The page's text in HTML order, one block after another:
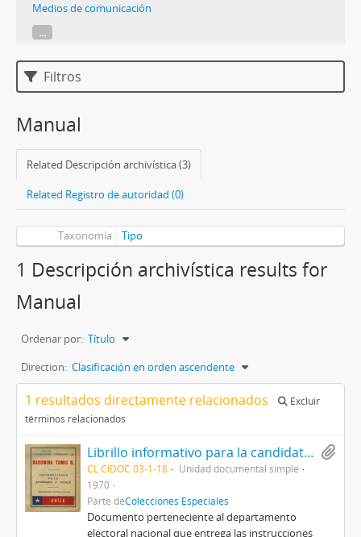
Medios de comunicación
...
Filtros
Manual
Related Descripción archivística (3)
Related Registro de autoridad (0)
Taxonomía Tipo
1 Descripción archivística results for
Manual
Ordenar por: Título
Direction: Clasificación en orden ascendente
1 resultados directamente relacionados
Excluir
términos relacionados
Librillo informativo para la candidatura presidencial Rodomiro Tomic, titulado Instrucciones para apoderados y vocales, del Departamento electoral nacional
CL CIDOC 03-1-18
Unidad documental simple
1970
Parte deColecciones Especiales
Documento perteneciente al departamento
electoral nacional que entrega las instrucciones